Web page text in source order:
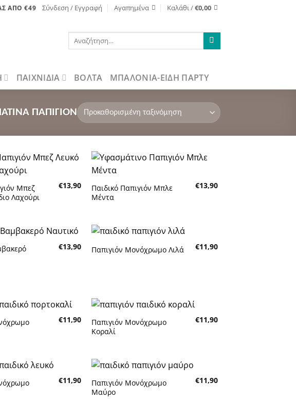
ΑΠΟ €49 Σύνδεση / Εγγραφή Αγαπημένα Καλάθι /€0,00
Αναζήτηση
ΠΑΙΧΝΙΔΙΑ ΒΌΛΤΑ ΜΠΑΛΟΝΙΑ-ΕΙΔΗ ΠΑΡΤΥ
ΠΑΠΙΓΙΌΝ
στην λίστα
Μπεζ
Λαχούρι
€13,90
στην λίστα
Παιδικό Παπιγιόν Μπλε
Μέντα
€13,90
€13,90
Πρόσθήκη
Παπιγιόν Μονόχρωμο Λιλά €11,90
€11,90
Παπιγιόν Μονόχρωμο
Κοραλί
€11,90
€11,90
Παπιγιόν Μονόχρωμο
Μαύρο
€11,90